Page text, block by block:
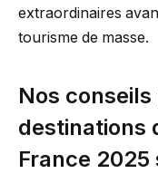
extraordinaires
tourisme de masse.
Nos
destinations
France